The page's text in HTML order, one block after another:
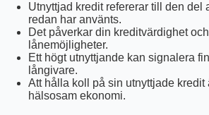
Utnyttjad kredit refererar till den del
redan har använts.
Det påverkar din kreditvärdighet
lånemöjligheter.
Ett högt utnyttjande kan signalera
långivare.
Att hålla koll på sin utnyttjade kredit
hälsosam ekonomi.